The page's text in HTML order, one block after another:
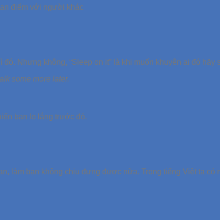
điểm với người khác
Nhưng không, “Sleep on it” là khi muốn khuyên ai đó
some more later.
bạn lo lắng trước đó.
làm bạn không chịu đựng được nữa. Trong tiếng Việt ta